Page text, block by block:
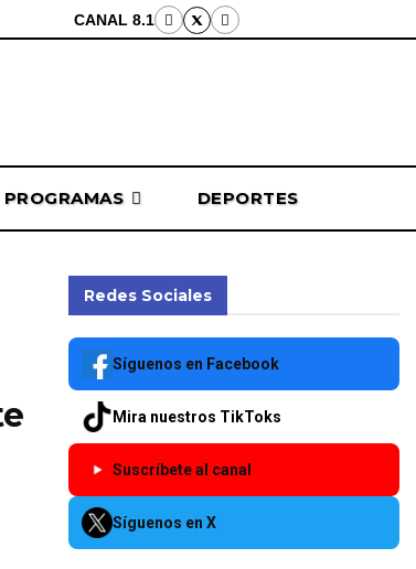
CANAL 8.1
PROGRAMAS DEPORTES
Redes Sociales
Síguenos en Facebook
Mira nuestros TikToks
Suscríbete al canal
Síguenos en X